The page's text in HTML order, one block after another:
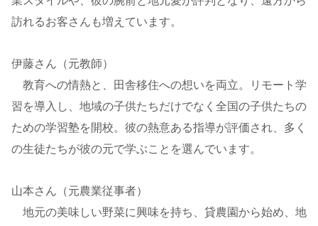
訪れるお客さんも増えています。
伊藤さん（元教師）
教育への情熱と、田舎移住への想いを両立。リモート学
習を導入し、地域の子供たちだけでなく全国の子供たちの
ための学習塾を開校。彼の熱意ある指導が評価され、多く
の生徒たちが彼の元で学ぶことを選んでいます。
山本さん（元農業従事者）
地元の美味しい野菜に興味を持ち、貸農園から始め、地